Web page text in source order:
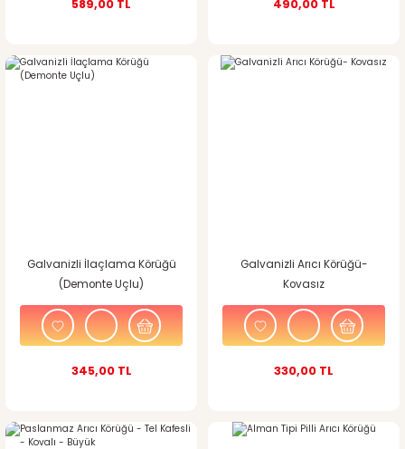
589,00 TL 490,00 TL
Galvanizli İlaçlama Körüğü
(Demonte Uçlu)
345,00 TL
Galvanizli Arıcı Körüğü-
Kovasız
330,00 TL